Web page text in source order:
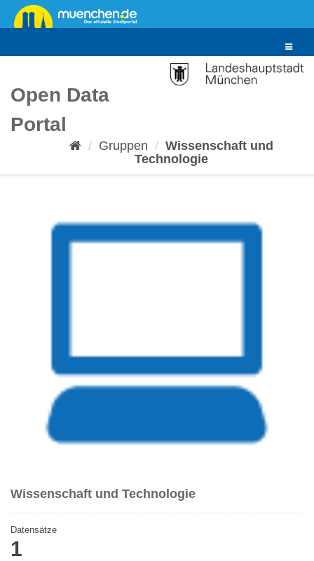
Überspringen
zum
Toggle
Open Data
Portal
Gruppen
Wissenschaft und
Technologie
Wissenschaft und Technologie
Datensätze
1